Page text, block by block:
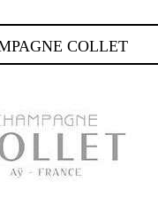
COLLET